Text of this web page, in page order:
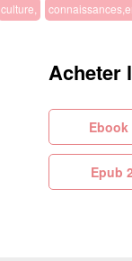
culture,
Acheter